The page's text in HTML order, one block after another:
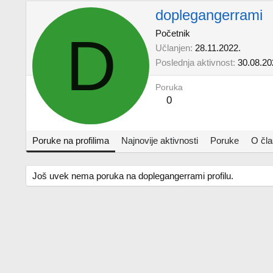
D
doplegangerrami
Početnik
Učlanjen 28.11.2022.
Poslednja aktivnost
Poruka
0
Poruke na profilima Najnovije aktivnosti Poruke O
Još uvek nema poruka na doplegangerrami profilu.